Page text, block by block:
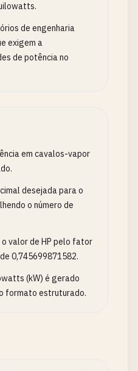
de engenharia
exigem a
de potência no
em cavalos-vapor
desejada para o
o número de
valor de HP pelo fator
0,745699871582.
(kW) é gerado
formato estruturado.